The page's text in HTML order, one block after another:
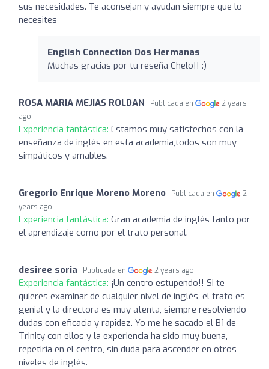
sus necesidades. Te aconsejan y ayudan siempre que lo
necesites
English Connection Dos Hermanas
Muchas gracias por tu reseña Chelo!! :)
ROSA MARIA MEJIAS ROLDAN Publicada en
2 years
ago
Experiencia fantástica: Estamos muy satisfechos con la
enseñanza de inglés en esta academia,todos son muy
simpáticos y amables.
Gregorio Enrique Moreno Moreno Publicada en
2
years ago
Experiencia fantástica: Gran academia de inglés tanto por
el aprendizaje como por el trato personal.
desiree soria Publicada en 2 years ago
Experiencia fantástica: ¡Un centro estupendo!! Si te
quieres examinar de cualquier nivel de inglés, el trato es
genial y la directora es muy atenta, siempre resolviendo
dudas con eficacia y rapidez. Yo me he sacado el B1 de
Trinity con ellos y la experiencia ha sido muy buena,
repetiría en el centro, sin duda para ascender en otros
niveles de inglés.